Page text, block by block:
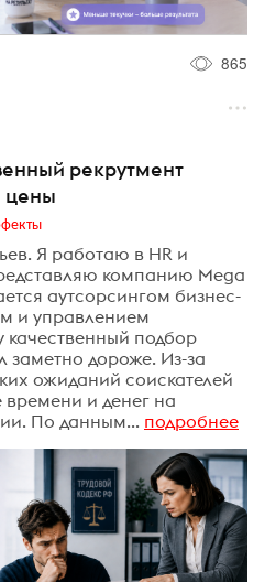
865
рекрутмент
цены
Я работаю в HR и
компанию Mega
аутсорсингом бизнес-
и управлением
качественный подбор
заметно дороже. Из-за
ожиданий соискателей
и денег на
По данным... подробнее